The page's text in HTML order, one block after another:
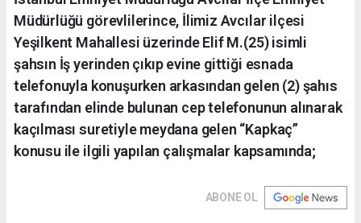
Müdürlüğü görevlilerince, İlimiz Avcılar ilçesi
Yeşilkent Mahallesi üzerinde Elif M.(25) isimli
şahsın İş yerinden çıkıp evine gittiği esnada
telefonuyla konuşurken arkasından gelen (2) şahıs
tarafından elinde bulunan cep telefonunun alınarak
kaçılması suretiyle meydana gelen “Kapkaç”
konusu ile ilgili yapılan çalışmalar kapsamında;
ABONE OL